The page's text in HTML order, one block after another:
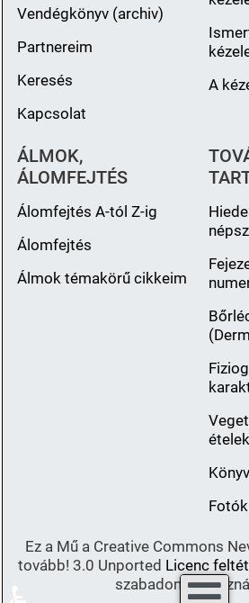
Vendégkönyv (archiv)
Partnereim
Keresés
Kapcsolat
A
ÁLMOK,
ÁLOMFEJTÉS
Álomfejtés A-tól Z-ig
Álomfejtés
Álmok témakörű cikkeim
ételek
Fotók
Ez a Mű a Creative Commons
tovább! 3.0 Unported Licenc
szabadon